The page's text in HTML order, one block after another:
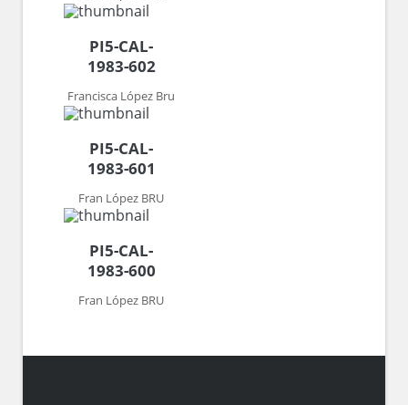
PI5-CAL-
1983-602
Francisca López Bru
PI5-CAL-
1983-601
Fran López BRU
PI5-CAL-
1983-600
Fran López BRU